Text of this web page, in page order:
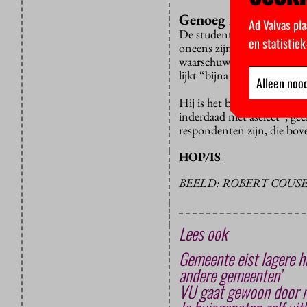
Genoeg
De studentenvakbond
oneens zijn met de regels,
waarschuwing dat er
lijkt “bijna een
Hij is het bovendien
inderdaad niet aselect”,
respondenten zijn, die
HOP/IS
BEELD: ROBERT
Lees ook
Gemeente eist lagere
andere gemeenten’
VU gaat gewoon
Ad Valvas
en
Alleen